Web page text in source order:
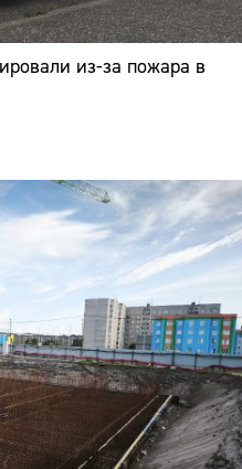
из-за пожара в